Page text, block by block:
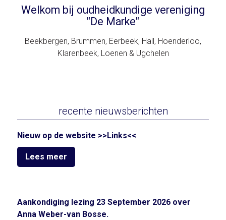
contact
Welkom bij oudheidkundige vereniging
"De Marke"
Beekbergen, Brummen, Eerbeek, Hall, Hoenderloo,
Klarenbeek, Loenen & Ugchelen
recente nieuwsberichten
Nieuw op de website >>Links<<
Lees meer
Aankondiging lezing 23 September 2026 over
Anna Weber-van Bosse.